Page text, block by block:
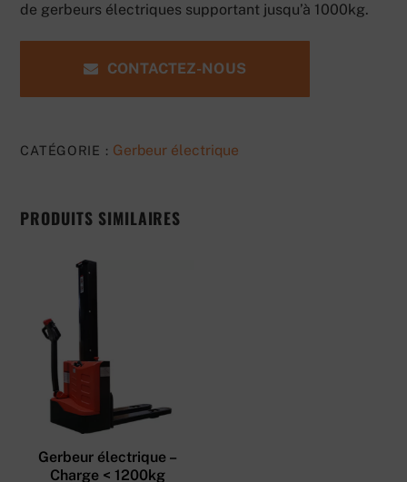
de gerbeurs électriques supportant jusqu’à 1000kg.
CONTACTEZ-NOUS
CATÉGORIE : Gerbeur électrique
PRODUITS SIMILAIRES
Gerbeur électrique –
Charge < 1200kg